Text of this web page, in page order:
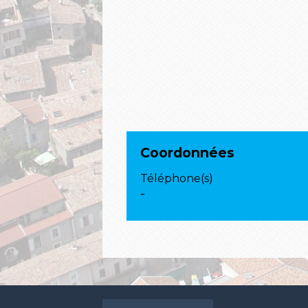
Coordonnées
Téléphone(s)
-